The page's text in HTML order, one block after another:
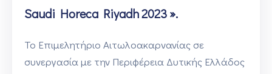
Saudi Horeca Riyadh 2023 ».
Το Επιμελητήριο Αιτωλοακαρνανίας σε
συνεργασία με την Περιφέρεια Δυτικής Ελλάδος